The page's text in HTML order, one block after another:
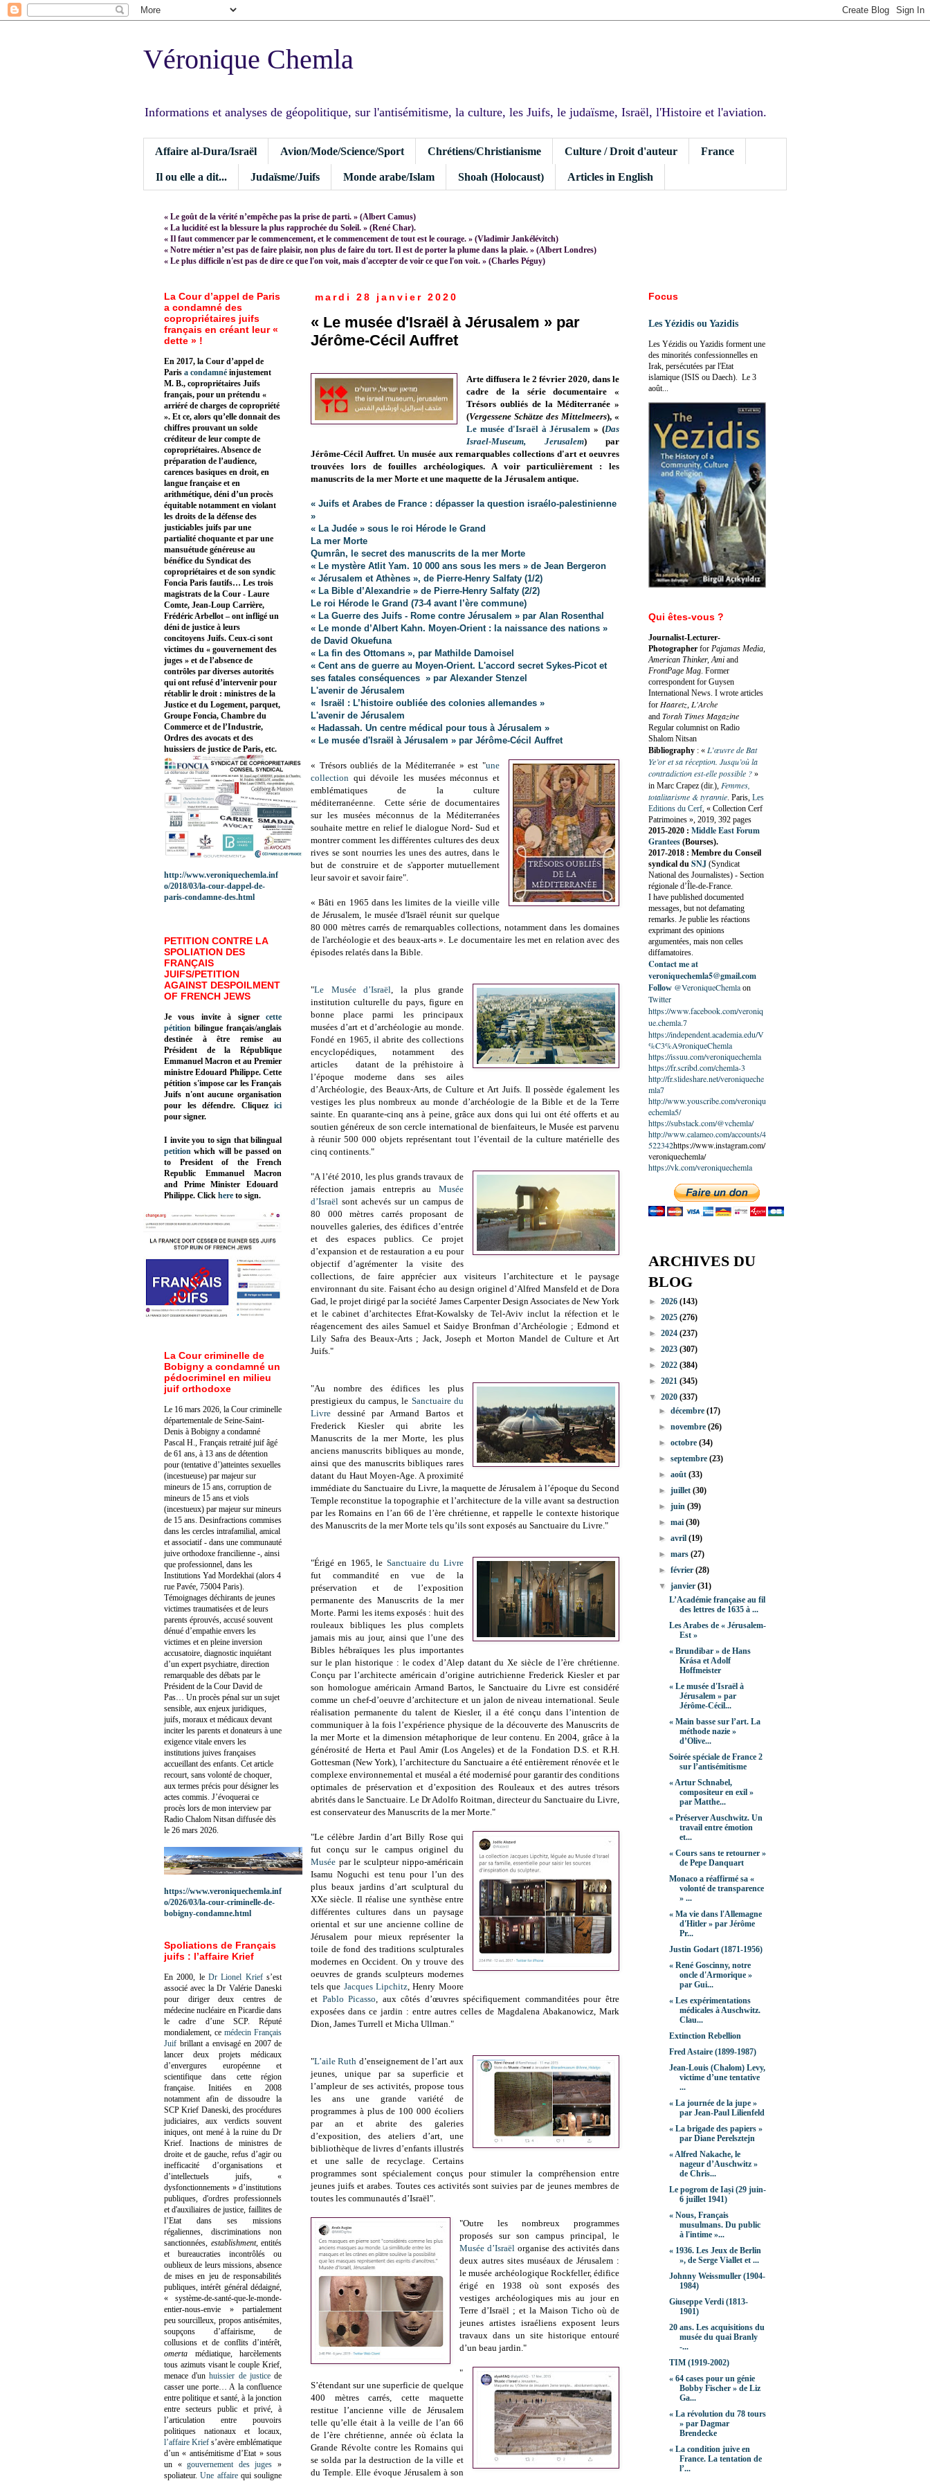
Véronique Chemla
Informations et analyses de géopolitique, sur l'antisémitisme, la culture, les Juifs, le judaïsme, Israël, l'Histoire et l'aviation.
Affaire al-Dura/Israël Avion/Mode/Science/Sport Chrétiens/Christianisme Culture / Droit d'auteur France
Il ou elle a dit... Judaïsme/Juifs Monde arabe/Islam Shoah (Holocaust) Articles in English
« Le goût de la vérité n’empêche pas la prise de parti. » (Albert Camus)
« La lucidité est la blessure la plus rapprochée du Soleil. » (René Char).
« Il faut commencer par le commencement, et le commencement de tout est le courage. » (Vladimir Jankélévitch)
« Notre métier n’est pas de faire plaisir, non plus de faire du tort. Il est de porter la plume dans la plaie. » (Albert Londres)
« Le plus difficile n'est pas de dire ce que l'on voit, mais d'accepter de voir ce que l'on voit. » (Charles Péguy)
mardi 28 janvier 2020
« Le musée d'Israël à Jérusalem » par
Jérôme-Cécil Auffret
Arte diffusera le 2 février 2020, dans le
cadre de la série documentaire «
Trésors oubliés de la Méditerranée »
(Vergessene Schätze des Mittelmeers), «
Le musée d'Israël à Jérusalem » (Das
Israel-Museum, Jerusalem) par
Jérôme-Cécil Auffret. Un musée auxremarquablescollections d'art et oeuvres
trouvées lors de fouilles archéologiques. A voir particulièrement : les
manuscrits de la mer Morte et une maquette de la Jérusalem antique.
« Juifs et Arabes de France : dépasser la question israélo-palestinienne
»
« La Judée » sous le roi Hérode le Grand
La mer Morte
Qumrân, le secret des manuscrits de la mer Morte
« Le mystère Atlit Yam. 10 000 ans sous les mers » de Jean Bergeron
« Jérusalem et Athènes », de Pierre-Henry Salfaty (1/2)
« La Bible d’Alexandrie » de Pierre-Henry Salfaty (2/2)
Le roi Hérode le Grand (73-4 avant l’ère commune)
« La Guerre des Juifs - Rome contre Jérusalem » par Alan Rosenthal
« Le monde d’Albert Kahn. Moyen-Orient : la naissance des nations »
de David Okuefuna
« La fin des Ottomans », par Mathilde Damoisel
« Cent ans de guerre au Moyen-Orient. L'accord secret Sykes-Picot et
ses fatales conséquences » par Alexander Stenzel
L'avenir de Jérusalem
«
Israël : L’histoire oubliée des colonies allemandes »
L'avenir de Jérusalem
« Hadassah. Un centre médical pour tous à Jérusalem »
« Le musée d'Israël à Jérusalem » par Jérôme-Cécil Auffret
« Trésors oubliés de la Méditerranée » est "une
collection qui dévoile les musées méconnus et
emblématiques de la culture
méditerranéenne. Cette série de documentaires
sur les musées méconnus de la Méditerranées
souhaite mettre en relief le dialogue Nord- Sud et
montrer comment les différentes cultures des deux
rives se sont nourries les unes des autres, dans le
but de construire et de s'apporter mutuellement
leur savoir et savoir faire".
« Bâti en 1965 dans les limites de la vieille ville
de Jérusalem, le musée d'Israël réunit sur quelque
80 000 mètres carrés de remarquables collections, notamment dans les domaines
de l'archéologie et des beaux-arts ». Le documentaire les met en relation avec des
épisodes relatés dans la Bible.
"Le Musée d’Israël, la plus grande
institution culturelle du pays, figure en
bonne place parmi les principaux
musées d’art et d’archéologie au monde.
Fondé en 1965, il abrite des collections
encyclopédiques, notamment des
articles datant de la préhistoire à
l’époque moderne dans ses ailes
d’Archéologie, des Beaux-Arts, de Culture et Art Juifs. Il possède également les
vestiges les plus nombreux au monde d’archéologie de la Bible et de la Terre
sainte. En quarante-cinq ans à peine, grâce aux dons qui lui ont été offerts et au
soutien généreux de son cercle international de bienfaiteurs, le Musée est parvenu
à réunir 500 000 objets représentant tout l’éventail de la culture matérielle des
cinq continents."
"A l’été 2010, les plus grands travaux de
réfection jamais entrepris au Musée
d’Israël sont achevés sur un campus de
80 000 mètres carrés proposant de
nouvelles galeries, des édifices d’entrée
et des espaces publics. Ce projet
d’expansion et de restauration a eu pour
objectif d’agrémenter la visite des
collections, de faire apprécier aux visiteurs l’architecture et le paysage
environnant du site. Faisant écho au design originel d’Alfred Mansfeld et de Dora
Gad, le projet dirigé par la société James Carpenter Design Associates de New York
et le cabinet d’architectes Efrat-Kowalsky de Tel-Aviv inclut la réfection et le
réagencement des ailes Samuel et Saidye Bronfman d’Archéologie ; Edmond et
Lily Safra des Beaux-Arts ; Jack, Joseph et Morton Mandel de Culture et Art
Juifs."
"Au nombre des édifices les plus
prestigieux du campus, le Sanctuaire du
Livre dessiné par Armand Bartos et
Frederick Kiesler qui abrite les
Manuscrits de la mer Morte, les plus
anciens manuscrits bibliques au monde,
ainsi que des manuscrits bibliques rares
datant du Haut Moyen-Age. A proximité
immédiate du Sanctuaire du Livre, la maquette de Jérusalem à l’époque du Second
Temple reconstitue la topographie et l’architecture de la ville avant sa destruction
par les Romains en l’an 66 de l’ère chrétienne, et rappelle le contexte historique
des Manuscrits de la mer Morte tels qu’ils sont exposés au Sanctuaire du Livre."
"Érigé en 1965, le Sanctuaire du Livre
fut commandité en vue de la
préservation et de l’exposition
permanente des Manuscrits de la mer
Morte. Parmi les items exposés : huit des
rouleaux bibliques les plus complets
jamais mis au jour, ainsi que l’une des
Bibles hébraïques les plus importantes
sur le plan historique : le codex d’Alep datant du Xe siècle de l’ère chrétienne.
Conçu par l’architecte américain d’origine autrichienne Frederick Kiesler et par
son homologue américain Armand Bartos, le Sanctuaire du Livre est considéré
comme un chef-d’oeuvre d’architecture et un jalon de niveau international. Seule
réalisation permanente du talent de Kiesler, il a été conçu dans l’intention de
communiquer à la fois l’expérience physique de la découverte des Manuscrits de
la mer Morte et la dimension métaphorique de leur contenu. En 2004, grâce à la
générosité de Herta et Paul Amir (Los Angeles) et de la Fondation D.S. et R.H.
Gottesman (New York), l’architecture du Sanctuaire a été entièrement rénovée et le
complexe environnemental et muséal a été modernisé pour garantir des conditions
optimales de préservation et d’exposition des Rouleaux et des autres trésors
abrités dans le Sanctuaire. Le Dr Adolfo Roitman, directeur du Sanctuaire du Livre,
est conservateur des Manuscrits de la mer Morte."
"Le célèbre Jardin d’art Billy Rose qui
fut conçu sur le campus originel du
Musée par le sculpteur nippo-américain
Isamu Noguchi est tenu pour l’un des
plus beaux jardins d’art sculptural du
XXe siècle. Il réalise une synthèse entre
différentes cultures dans un paysage
oriental et sur une ancienne colline de
Jérusalem pour mieux représenter la
toile de fond des traditions sculpturales
modernes en Occident. On y trouve des
oeuvres de grands sculpteurs modernes
tels que Jacques Lipchitz, Henry Moore
et Pablo Picasso, aux côtés d’œuvres spécifiquement commanditées pour être
exposées dans ce jardin : entre autres celles de Magdalena Abakanowicz, Mark
Dion, James Turrell et Micha Ullman."
"L’aile Ruth d’enseignement de l’art aux
jeunes, unique par sa superficie et
l’ampleur de ses activités, propose tous
les ans une grande variété de
programmes à plus de 100 000 écoliers
par an et abrite des galeries
d’exposition, des ateliers d’art, une
bibliothèque de livres d’enfants illustrés
et une salle de recyclage. Certains
programmes sont spécialement conçus pour stimuler la compréhension entre
jeunes juifs et arabes. Toutes ces activités sont suivies par de jeunes membres de
toutes les communautés d’Israël".
"Outre les nombreux programmes
proposés sur son campus principal, le
Musée d’Israël organise des activités dans
deux autres sites muséaux de Jérusalem :
le musée archéologique Rockfeller, édifice
érigé en 1938 où sont exposés des
vestiges archéologiques mis au jour en
Terre d’Israël ; et la Maison Ticho où de
jeunes artistes israéliens exposent leurs
travaux dans un site historique entouré
d’un beau jardin."
"
S’étendant sur une superficie de quelque
400 mètres carrés, cette maquette
restitue l’ancienne ville de Jérusalem
telle qu’elle était à la veille de l’an 66
de l’ère chrétienne, année où éclata la
Grande Révolte contre les Romains qui
se solda par la destruction de la ville et
du Temple. Elle évoque Jérusalem à son
La Cour d’appel de Paris
a condamné des
copropriétaires juifs
français en créant leur «
dette » !
En 2017, la Cour d’appel de
Paris a condamné injustement
M. B., copropriétaires Juifs
français, pour un prétendu «
arriéré de charges de copropriété
». Et ce, alors qu’elle donnait des
chiffres prouvant un solde
créditeur de leur compte de
copropriétaires. Absence de
préparation de l’audience,
carences basiques en droit, en
langue française et en
arithmétique, déni d’un procès
équitable notamment en violant
les droits de la défense des
justiciables juifs par une
partialité choquante et par une
mansuétude généreuse au
bénéfice du Syndicat des
copropriétaires et de son syndic
Foncia Paris fautifs… Les trois
magistrats de la Cour - Laure
Comte, Jean-Loup Carrière,
Frédéric Arbellot – ont infligé un
déni de justice à leurs
concitoyens Juifs. Ceux-ci sont
victimes du « gouvernement des
juges » et de l’absence de
contrôles par diverses autorités
qui ont refusé d’intervenir pour
rétablir le droit : ministres de la
Justice et du Logement, parquet,
Groupe Foncia, Chambre du
Commerce et de l’Industrie,
Ordres des avocats et des
huissiers de justice de Paris, etc.
http://www.veroniquechemla.inf
o/2018/03/la-cour-dappel-de-
paris-condamne-des.html
PETITION CONTRE LA
SPOLIATION DES
FRANÇAIS
JUIFS/PETITION
AGAINST DESPOILMENT
OF FRENCH JEWS
Je vous invite à signer cette
pétition bilingue français/anglais
destinée à être remise au
Président de la République
Emmanuel Macron et au Premier
ministre Edouard Philippe. Cette
pétition s'impose car les Français
Juifs n'ont aucune organisation
pour les défendre. Cliquez
ici
pour signer.
I invite you to sign that bilingual
petition which will be passed on
to President of the French
Republic Emmanuel Macron
and Prime Minister Edouard
Philippe. Click here to sign.
La Cour criminelle de
Bobigny a condamné un
pédocriminel en milieu
juif orthodoxe
Le 16 mars 2026, la Cour criminelle
départementale de Seine-Saint-
Denis à Bobigny a condamné
Pascal H., Français retraité juif âgé
de 61 ans, à 13 ans de détention
pour (tentative d’)atteintes sexuelles
(incestueuse) par majeur sur
mineurs de 15 ans, corruption de
mineurs de 15 ans et viols
(incestueux) par majeur sur mineurs
de 15 ans. Desinfractions commises
dans les cercles intrafamilial, amical
et associatif - dans une communauté
juive orthodoxe francilienne -, ainsi
que professionnel, dans les
Institutions Yad Mordekhaï (alors 4
rue Pavée, 75004 Paris).
Témoignages déchirants de jeunes
victimes traumatisées et de leurs
parents éprouvés, accusé souvent
dénué d’empathie envers les
victimes et en pleine inversion
accusatoire, diagnostic inquiétant
d’un expert psychiatre, direction
remarquable des débats par le
Président de la Cour David de
Pas… Un procès pénal sur un sujet
sensible, aux enjeux juridiques,
juifs, moraux et médicaux devant
inciter les parents et donateurs à une
exigence vitale envers les
institutions juives françaises
accueillant des enfants. Cet article
recourt, sans volonté de choquer,
aux termes précis pour désigner les
actes commis. J’évoquerai ce
procès lors de mon interview par
Radio Chalom Nitsan diffusée dès
le 26 mars 2026.
https://www.veroniquechemla.inf
o/2026/03/la-cour-criminelle-de-
bobigny-condamne.html
Spoliations de Français
juifs : l’affaire Krief
En 2000, le Dr Lionel Kriefs’est
associé avec la Dr Valérie Daneski
pour diriger deux centres de
médecine nucléaire en Picardie dans
le cadre d’une SCP. Réputé
mondialement, ce médecin Français
Juif brillant a envisagé en 2007 de
lancer deux projets médicaux
d’envergures européenne et
scientifique dans cette région
française. Initiées en 2008
notamment afin de dissoudre la
SCP Krief Daneski, des procédures
judiciaires, aux verdicts souvent
iniques, ont mené à la ruine du Dr
Krief. Inactions de ministres de
droite et de gauche, refus d’agir ou
inefficacité d’organisations et
d’intellectuels juifs, «
dysfonctionnements » d’institutions
publiques, d'ordres professionnels
et d'auxiliaires de justice, faillites de
l’Etat dans ses missions
régaliennes, discriminations non
sanctionnées, establishment, entités
et bureaucraties incontrôlés ou
oublieux de leurs missions, absence
de mises en jeu de responsabilités
publiques, intérêt général dédaigné,
« système-de-santé-que-le-monde-
entier-nous-envie » partialement
peu sourcilleux, propos antisémites,
soupçons d’affairisme, de
collusions et de conflits d’intérêt,
omerta médiatique, harcèlements
tous azimuts visant le couple Krief,
menace d'unhuissier de justicede
casser une porte… A la confluence
entre politique et santé, à la jonction
entre secteurs public et privé, à
l’articulation entre pouvoirs
politiques nationaux et locaux,
l’affaire Krief s’avère emblématique
d’un « antisémitisme d’Etat » sous
un «gouvernement des juges »
spoliateur.Une affairequi souligne
Focus
Les Yézidis ou Yazidis
Les Yézidis ou Yazidis forment une
des minorités confessionnelles en
Irak, persécutées par l'Etat
islamique (ISIS ou Daech). Le 3
août...
Qui êtes-vous ?
Journalist-Lecturer-
Photographer for Pajamas Media,
American Thinker, Ami and
FrontPage Mag. Former
correspondent for Guysen
International News. I wrote articles
for Haaretz, L'Arche
and Torah Times Magazine
Regular columnist on Radio
Shalom Nitsan
Bibliography : « L’œuvre de Bat
Ye’or et sa réception. Jusqu’où la
contradiction est-elle possible ? »
in Marc Crapez (dir.), Femmes,
totalitarisme & tyrannie. Paris, Les
Editions du Cerf, « Collection Cerf
Patrimoines », 2019, 392 pages
2015-2020 : Middle East Forum
Grantees (Bourses).
2017-2018 : Membre du Conseil
syndical du SNJ (Syndicat
National des Journalistes) - Section
régionale d’Île-de-France.
I have published documented
messages, but not defamating
remarks. Je publie les réactions
exprimant des opinions
argumentées, mais non celles
diffamatoires.
Contact me at
veroniquechemla5@gmail.com
Follow @VeroniqueChemlaon
Twitter
https://www.facebook.com/veroniq
ue.chemla.7
https://independent.academia.edu/V
%C3%A9roniqueChemla
https://issuu.com/veroniquechemla
https://fr.scribd.com/chemla-3
http://fr.slideshare.net/veroniqueche
mla7
http://www.youscribe.com/veroniqu
echemla5/
https://substack.com/@vchemla/
http://www.calameo.com/accounts/4
522342https://www.instagram.com/
veroniquechemla/
https://vk.com/veroniquechemla
ARCHIVES DU
BLOG
► 2026 (143)
► 2025 (276)
► 2024 (237)
► 2023 (307)
► 2022 (384)
► 2021 (345)
▼ 2020 (337)
►décembre(17)
►novembre(26)
►octobre(34)
►septembre(23)
►août(33)
►juillet(30)
►juin(39)
►mai(30)
►avril(19)
►mars(27)
►février(28)
▼janvier(31)
L’Académie française au fil
des lettres de 1635 à ...
Les Arabes de « Jérusalem-
Est »
« Brundibar » de Hans
Krása et Adolf
Hoffmeister
« Le musée d'Israël à
Jérusalem » par
Jérôme-Cécil...
« Main basse sur l’art. La
méthode nazie »
d’Olive...
Soirée spéciale de France 2
sur l’antisémitisme
« Artur Schnabel,
compositeur en exil »
par Matthe...
« Préserver Auschwitz. Un
travail entre émotion
et...
« Cours sans te retourner »
de Pepe Danquart
Monaco a réaffirmé sa «
volonté de transparence
» ...
« Ma vie dans l'Allemagne
d'Hitler » par Jérôme
Pr...
Justin Godart (1871-1956)
« René Goscinny, notre
oncle d'Armorique »
par Gui...
« Les expérimentations
médicales à Auschwitz.
Clau...
Extinction Rebellion
Fred Astaire (1899-1987)
Jean-Louis (Chalom) Levy,
victime d’une tentative
...
« La journée de la jupe »
par Jean-Paul Lilienfeld
« La brigade des papiers »
par Diane Perelsztejn
« Alfred Nakache, le
nageur d’Auschwitz »
de Chris...
Le pogrom de Iași (29 juin-
6 juillet 1941)
« Nous, Français
musulmans. Du public
à l'intime »...
« 1936. Les Jeux de Berlin
», de Serge Viallet et ...
Johnny Weissmuller (1904-
1984)
Giuseppe Verdi (1813-
1901)
20 ans. Les acquisitions du
musée du quai Branly
-...
TIM (1919-2002)
« 64 cases pour un génie
Bobby Fischer » de Liz
Ga...
« La révolution du 78 tours
» par Dagmar
Brendecke
« La condition juive en
France. La tentation de
l’...